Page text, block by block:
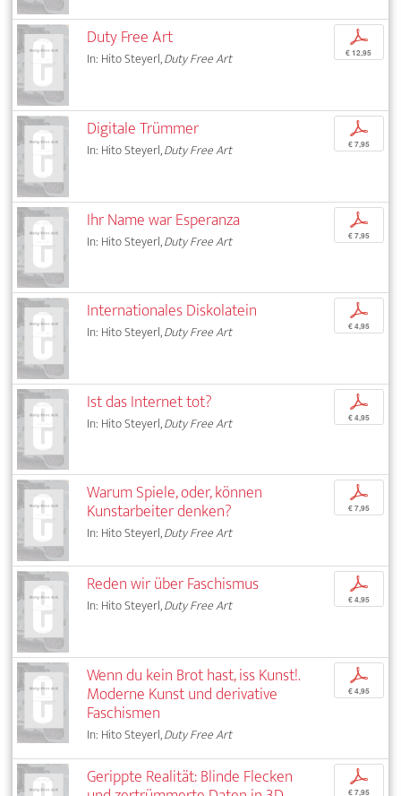
Duty Free Art
In: Hito Steyerl,Duty Free Art
p
€ 12,95
Digitale Trümmer
In: Hito Steyerl,Duty Free Art
p
€ 7,95
Ihr Name war Esperanza
In: Hito Steyerl,Duty Free Art
p
€ 7,95
Internationales Diskolatein
In: Hito Steyerl,Duty Free Art
p
€ 4,95
Ist das Internet tot?
In: Hito Steyerl,Duty Free Art
p
€ 4,95
Warum Spiele, oder, können
Kunstarbeiter denken?
In: Hito Steyerl,Duty Free Art
p
€ 7,95
Reden wir über Faschismus
In: Hito Steyerl,Duty Free Art
p
€ 4,95
Wenn du kein Brot hast, iss Kunst!.
Moderne Kunst und derivative
Faschismen
In: Hito Steyerl,Duty Free Art
p
€ 4,95
Gerippte Realität: Blinde Flecken p
€ 7,95